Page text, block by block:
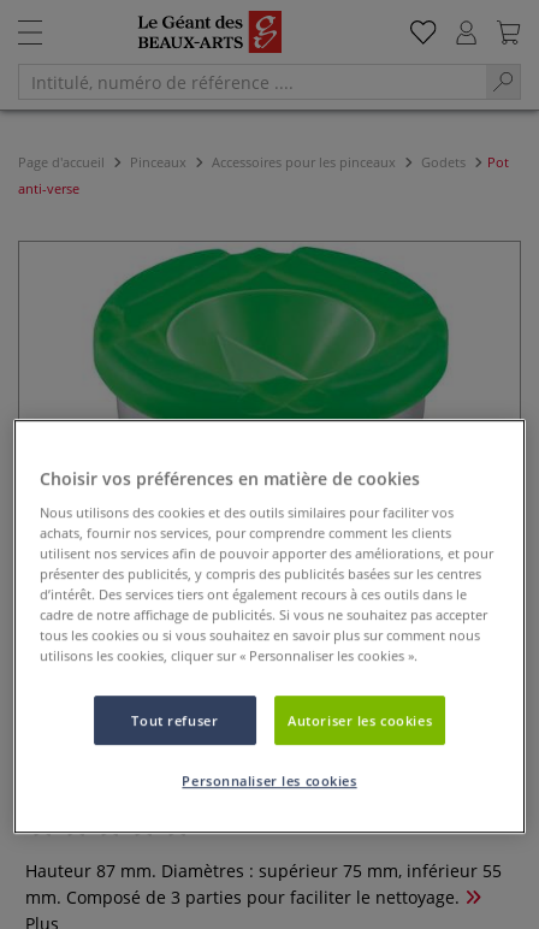
Page d'accueil Pinceaux Accessoires pour les pinceaux Godets
Pot
anti-verse
Pot anti-verse
0 Commentaires
Hauteur 87 mm. Diamètres : supérieur 75 mm, inférieur 55
mm. Composé de 3 parties pour faciliter le nettoyage.
Plus
Choisir vos préférences en matière de cookies
Nous utilisons des cookies et des outils similaires pour faciliter vos
achats, fournir nos services, pour comprendre comment les clients
utilisent nos services afin de pouvoir apporter des améliorations, et pour
présenter des publicités, y compris des publicités basées sur les centres
d’intérêt. Des services tiers ont également recours à ces outils dans le
cadre de notre affichage de publicités. Si vous ne souhaitez pas accepter
tous les cookies ou si vous souhaitez en savoir plus sur comment nous
utilisons les cookies, cliquer sur « Personnaliser les cookies ».
Tout refuser Autoriser les cookies
Personnaliser les cookies